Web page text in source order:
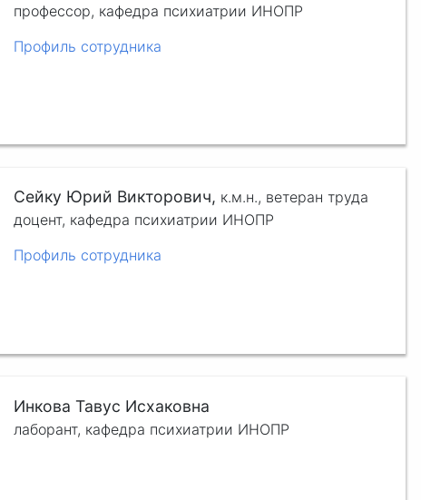
профессор, кафедра психиатрии ИНОПР
Профиль сотрудника
Сейку Юрий Викторович, к.м.н., ветеран труда
доцент, кафедра психиатрии ИНОПР
Профиль сотрудника
Инкова Тавус Исхаковна
лаборант, кафедра психиатрии ИНОПР